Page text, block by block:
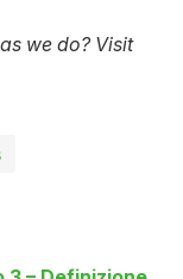
we do? Visit